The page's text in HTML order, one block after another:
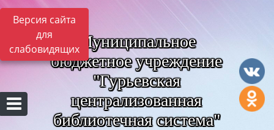
Версия сайта
для
слабовидящих Муниципальное
бюджетное учреждение
"Гурьевская
централизованная
библиотечная система"